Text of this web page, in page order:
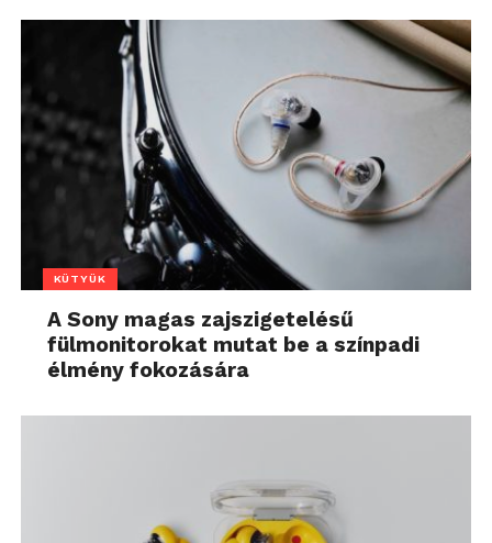
KÜTYÜK
A Sony magas zajszigetelésű
fülmonitorokat mutat be a színpadi
élmény fokozására